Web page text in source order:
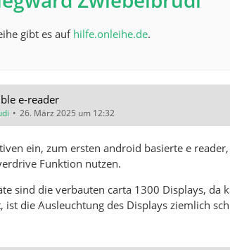
gibt es aufhilfe.onleihe.de.
e-reader
26. März 2025 um 12:32
ein, zum ersten android basierte e
Funktion nutzen.
sind die verbauten carta 1300 Displays,
ist die Ausleuchtung des Displays ziemlich